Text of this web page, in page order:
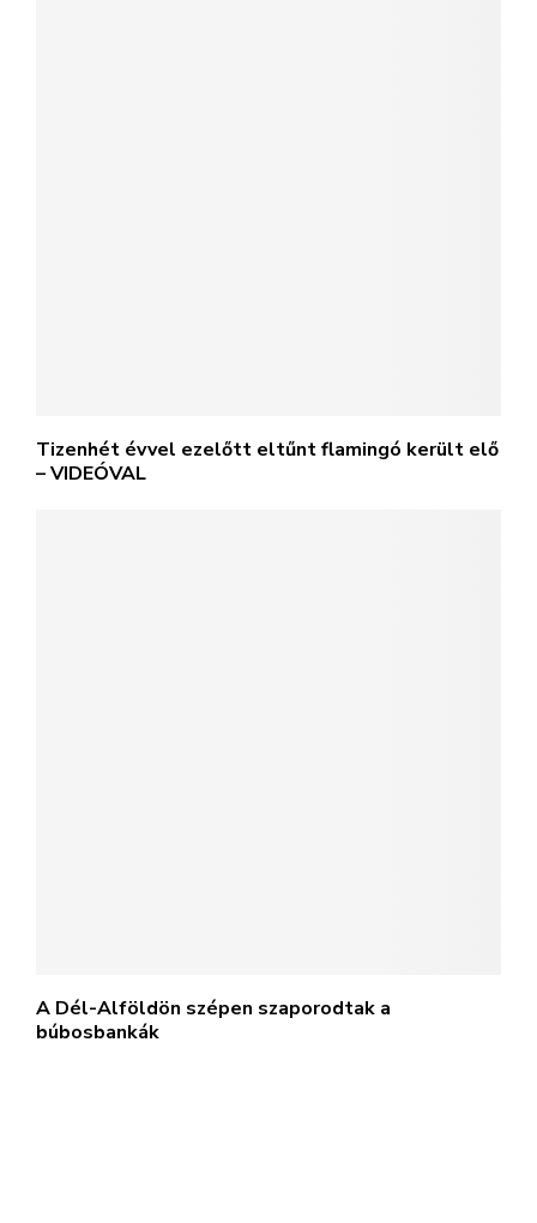
Tizenhét évvel ezelőtt eltűnt flamingó került elő
– VIDEÓVAL
A Dél-Alföldön szépen szaporodtak a
búbosbankák